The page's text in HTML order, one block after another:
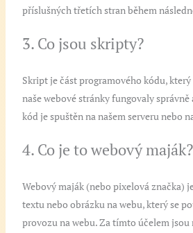
příslušných třetích stran během
3. Co jsou skripty?
Skript je část programového kódu,
naše webové stránky fungovaly
kód je spuštěn na našem serveru nebo
4. Co je to webový maják?
Webový maják (nebo pixelová značka)
textu nebo obrázku na webu, který se
provozu na webu. Za tímto účelem jsou